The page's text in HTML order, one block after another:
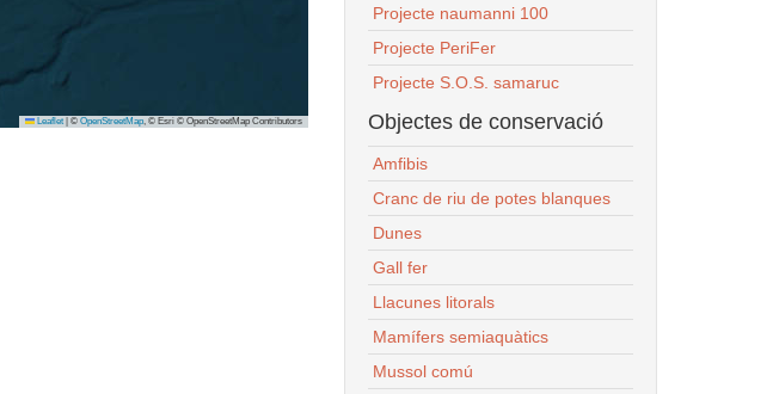
Leaflet © OpenStreetMap, © Esri © OpenStreetMap Contributors
Projecte naumanni 100
Projecte PeriFer
Projecte S.O.S. samaruc
Objectes de conservació
Amfibis
Cranc de riu de potes blanques
Dunes
Gall fer
Llacunes litorals
Mamífers semiaquàtics
Mussol comú